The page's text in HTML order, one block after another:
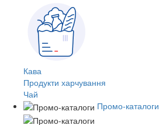
Кава
Продукти харчування
Чай
Промо-каталоги